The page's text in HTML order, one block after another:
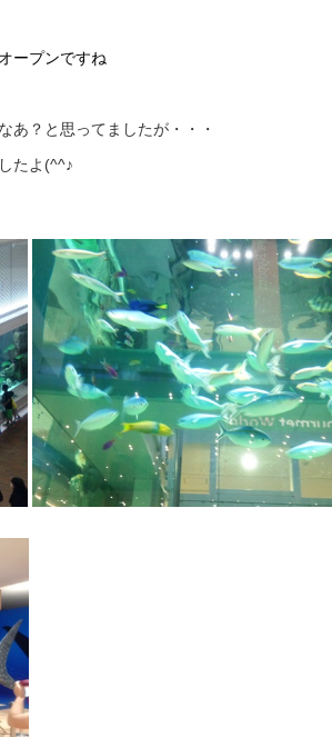
ープンですね
あ？と思ってましたが・・・
たよ(^^♪